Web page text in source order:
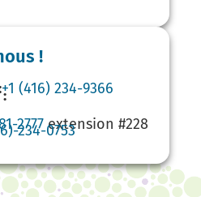
!
+1 (416) 234-9366
2777extension #228
234-0753